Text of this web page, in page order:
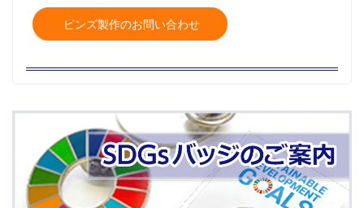
ピンズ製作のお問い合わせ